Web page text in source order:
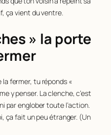
ça vient du ventre.
» la porte
la fermer, tu réponds «
y penser. La clenche, c’est
par englober toute l’action.
ça fait un peu étranger. (Un